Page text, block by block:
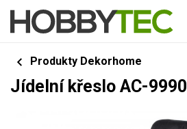
Produkty Dekorhome
Jídelní křeslo AC-9990